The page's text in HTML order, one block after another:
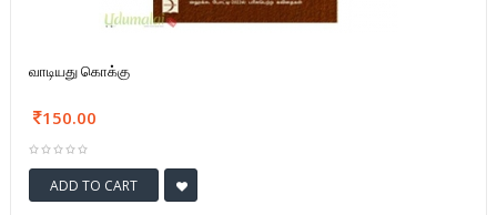
வாடியது கொக்கு
150.00
ADD TO CART